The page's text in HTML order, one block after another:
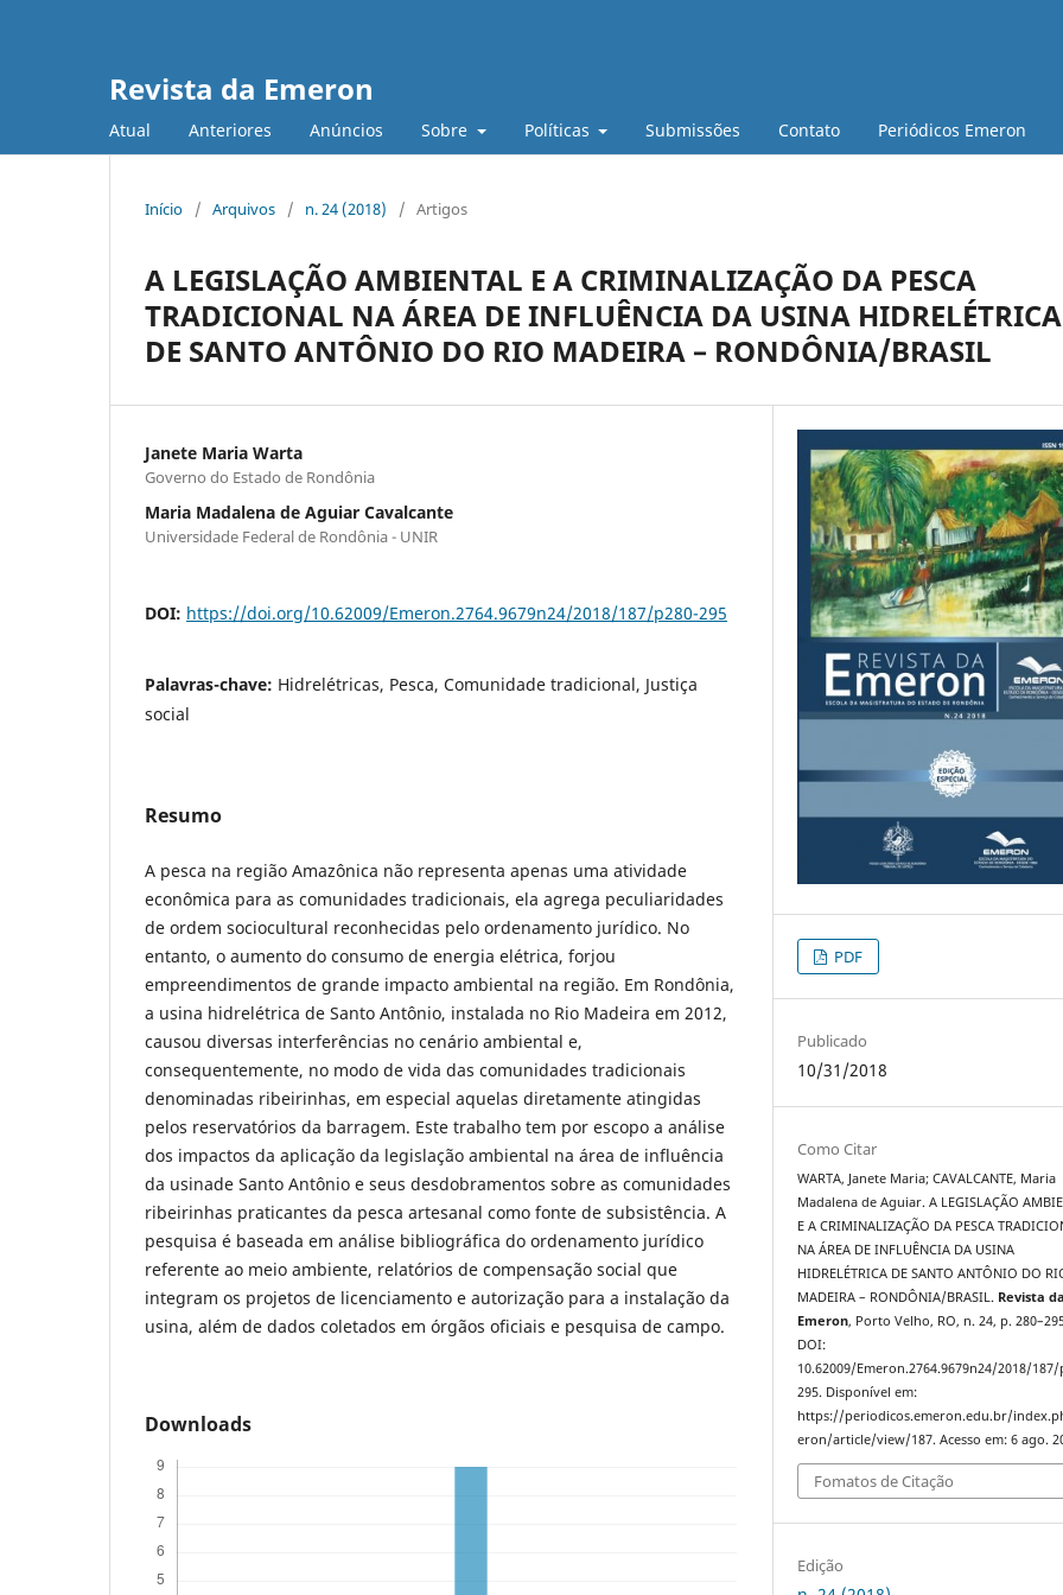
Revista da Emeron
Atual Anteriores Anúncios Sobre Políticas Submissões Contato Periódicos Emeron
Início / Arquivos / n. 24 (2018) / Artigos
A LEGISLAÇÃO AMBIENTAL E A CRIMINALIZAÇÃO DA PESCA
TRADICIONAL NA ÁREA DE INFLUÊNCIA DA USINA HIDRELÉTRICA
DE SANTO ANTÔNIO DO RIO MADEIRA – RONDÔNIA/BRASIL
Janete Maria Warta
Governo do Estado de Rondônia
Maria Madalena de Aguiar Cavalcante
Universidade Federal de Rondônia - UNIR
DOI: https://doi.org/10.62009/Emeron.2764.9679n24/2018/187/p280-295
Palavras-chave: Hidrelétricas, Pesca, Comunidade tradicional, Justiça
social
Resumo
A pesca na região Amazônica não representa apenas uma atividade
econômica para as comunidades tradicionais, ela agrega peculiaridades
de ordem sociocultural reconhecidas pelo ordenamento jurídico. No
entanto, o aumento do consumo de energia elétrica, forjou
empreendimentos de grande impacto ambiental na região. Em Rondônia,
a usina hidrelétrica de Santo Antônio, instalada no Rio Madeira em 2012,
causou diversas interferências no cenário ambiental e,
consequentemente, no modo de vida das comunidades tradicionais
denominadas ribeirinhas, em especial aquelas diretamente atingidas
pelos reservatórios da barragem. Este trabalho tem por escopo a análise
dos impactos da aplicação da legislação ambiental na área de influência
da usinade Santo Antônio e seus desdobramentos sobre as comunidades
ribeirinhas praticantes da pesca artesanal como fonte de subsistência. A
pesquisa é baseada em análise bibliográfica do ordenamento jurídico
referente ao meio ambiente, relatórios de compensação social que
integram os projetos de licenciamento e autorização para a instalação da
usina, além de dados coletados em órgãos oficiais e pesquisa de campo.
Downloads
PDF
Publicado
10/31/2018
Como Citar
WARTA, Janete Maria; CAVALCANTE, Maria
Madalena de Aguiar. A LEGISLAÇÃO
E A CRIMINALIZAÇÃO DA PESCA
NA ÁREA DE INFLUÊNCIA DA USINA
HIDRELÉTRICA DE SANTO ANTÔNIO DO
MADEIRA – RONDÔNIA/BRASIL. Revista da
Emeron, Porto Velho, RO, n. 24, p.
DOI:
10.62009/Emeron.2764.9679n24/2018/187/
295. Disponível em:
https://periodicos.emeron.edu.br/
eron/article/view/187. Acesso em: 6 ago.
Fomatos de Citação
Edição